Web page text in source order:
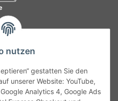
nutzen
gestatten Sie den
unserer Website: YouTube,
Analytics 4, Google Ads